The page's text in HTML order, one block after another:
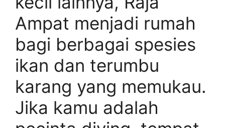
Ampat menjadi rumah
bagi berbagai spesies
ikan dan terumbu
karang yang memukau.
Jika kamu adalah